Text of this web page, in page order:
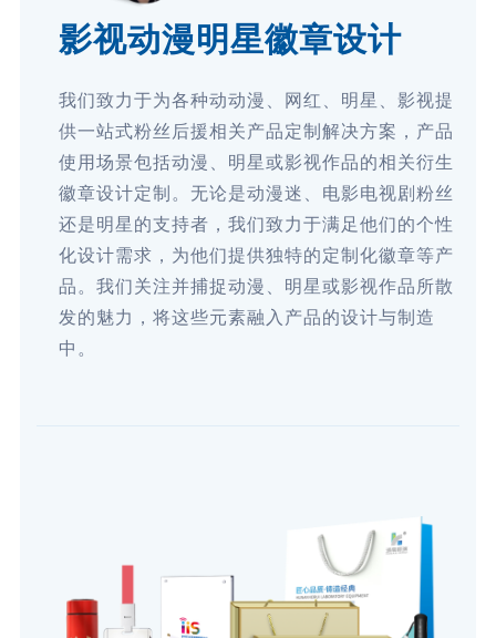
影视动漫明星徽章设计
我们致力于为各种动动漫、网红、明星、影视提
供一站式粉丝后援相关产品定制解决方案，产品
使用场景包括动漫、明星或影视作品的相关衍生
徽章设计定制。无论是动漫迷、电影电视剧粉丝
还是明星的支持者，我们致力于满足他们的个性
化设计需求，为他们提供独特的定制化徽章等产
品。我们关注并捕捉动漫、明星或影视作品所散
发的魅力，将这些元素融入产品的设计与制造
中。